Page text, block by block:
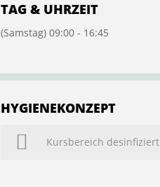
TAG & UHRZEIT
(Samstag) 09:00 - 16:45
HYGIENEKONZEPT
Kursbereich desinfiziert